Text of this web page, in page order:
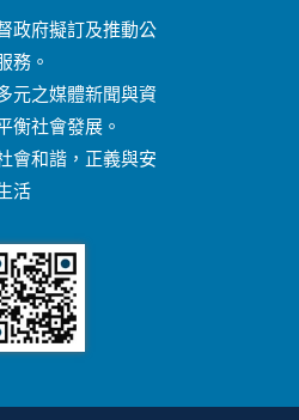
政府擬訂及推動公
務。
元之媒體新聞與資
衡社會發展。
會和諧，正義與安
活